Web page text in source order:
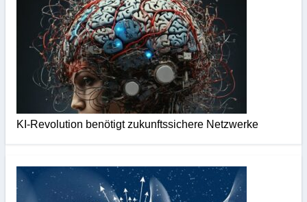
KI-Revolution benötigt zukunftssichere Netzwerke